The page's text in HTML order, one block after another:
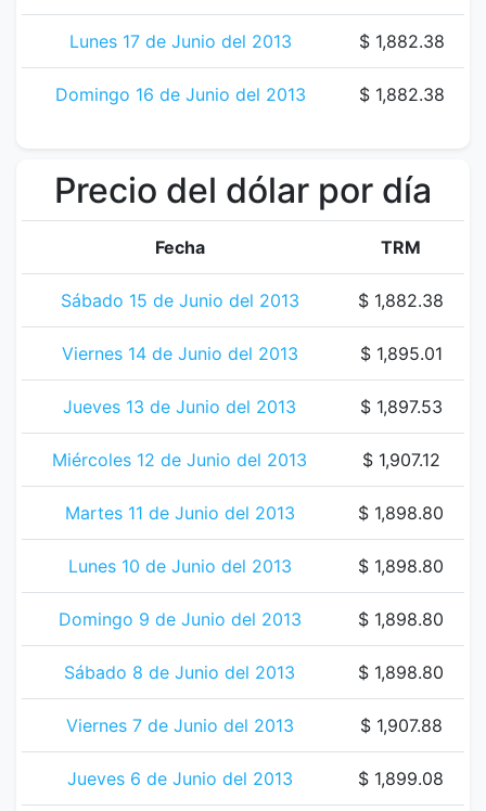
Lunes 17 de Junio del 2013 $ 1,882.38
Domingo 16 de Junio del 2013 $ 1,882.38
Precio del dólar por día
Fecha TRM
Sábado 15 de Junio del 2013 $ 1,882.38
Viernes 14 de Junio del 2013 $ 1,895.01
Jueves 13 de Junio del 2013 $ 1,897.53
Miércoles 12 de Junio del 2013 $ 1,907.12
Martes 11 de Junio del 2013 $ 1,898.80
Lunes 10 de Junio del 2013 $ 1,898.80
Domingo 9 de Junio del 2013 $ 1,898.80
Sábado 8 de Junio del 2013 $ 1,898.80
Viernes 7 de Junio del 2013 $ 1,907.88
Jueves 6 de Junio del 2013 $ 1,899.08